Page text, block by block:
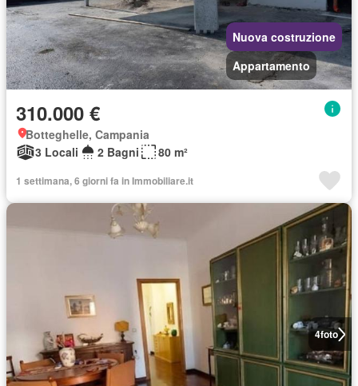
Nuova costruzione
Appartamento
310.000 €
Botteghelle, Campania
3 Locali
2 Bagni 80 m²
1 settimana, 6 giorni fa in Immobiliare.it
4foto